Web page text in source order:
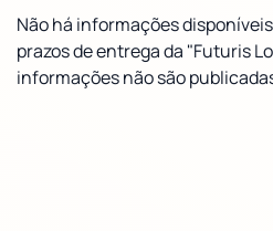
Não há informações
prazos de entrega da "Futuris
informações não são